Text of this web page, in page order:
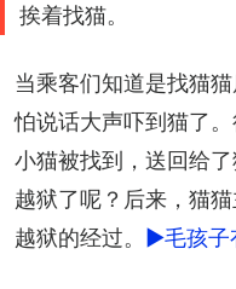
挨着找猫。
当乘客们知道是找猫
怕说话大声吓到猫了
小猫被找到，送回给
越狱了呢？后来，猫
越狱的经过。 ►毛孩子